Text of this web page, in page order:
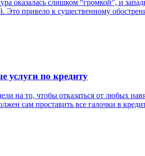
оказалась слишком “громкой”, и
Это привело к существенному
услуги по кредиту
на то, чтобы отказаться от любых
сам проставить все галочки в